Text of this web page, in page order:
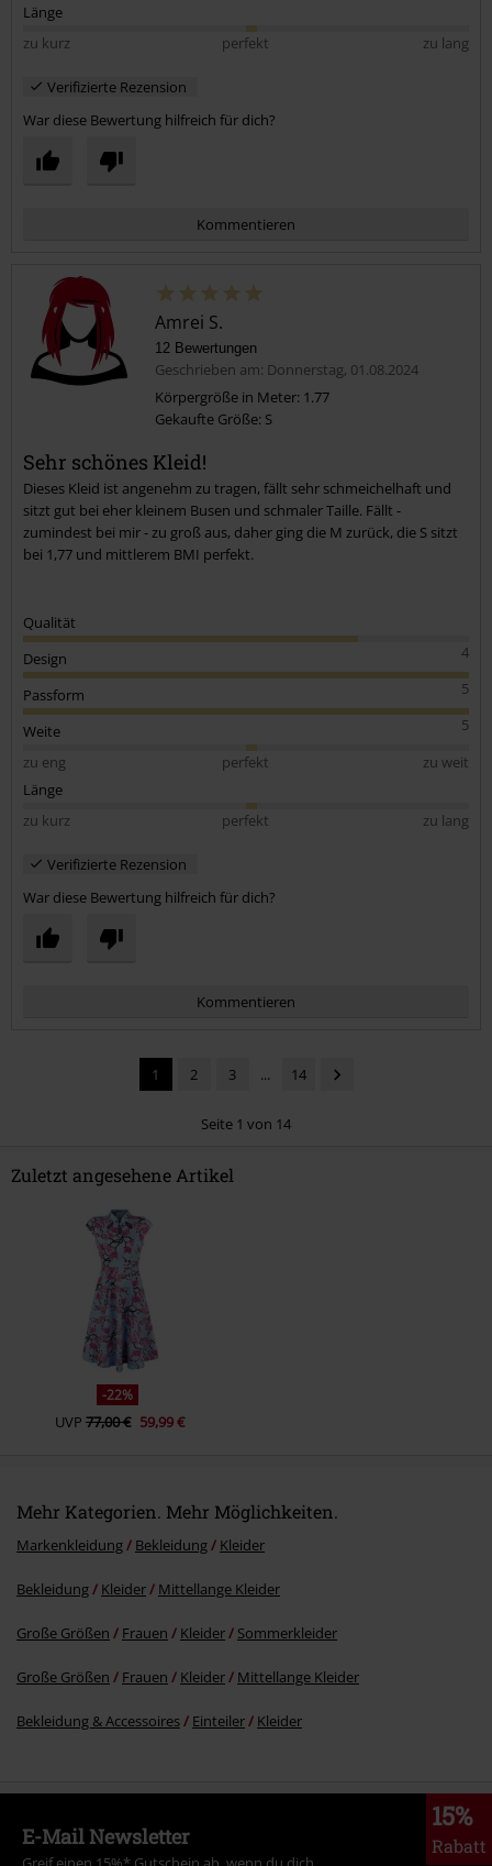
Länge
zu kurz
perfekt zu lang
Verifizierte Rezension
War diese Bewertung hilfreich für dich?
Kommentieren
Kommentar jetzt abschicken!
Amrei S.
12 Bewertungen
Geschrieben am: Donnerstag, 01.08.2024
Körpergröße in Meter: 1.77
Gekaufte Größe: S
Sehr schönes Kleid!
Dieses Kleid ist angenehm zu tragen, fällt sehr schmeichelhaft und
sitzt gut bei eher kleinem Busen und schmaler Taille. Fällt -
zumindest bei mir - zu groß aus, daher ging die M zurück, die S sitzt
bei 1,77 und mittlerem BMI perfekt.
Qualität
4
Design
5
Passform
5
Weite
zu eng
perfekt
zu weit
Länge
zu kurz
perfekt zu lang
Verifizierte Rezension
War diese Bewertung hilfreich für dich?
Kommentieren
Kommentar jetzt abschicken!
1 2 3 ... 14
Seite 1 von 14
Zuletzt angesehene Artikel
-22%
UVP 77,00 € 59,99 €
Mehr Kategorien. Mehr Möglichkeiten.
Markenkleidung Bekleidung Kleider
Bekleidung Kleider Mittellange Kleider
Große Größen Frauen Kleider Sommerkleider
Große Größen Frauen Kleider Mittellange Kleider
Bekleidung & Accessoires Einteiler Kleider
15%
Rabatt
E-Mail Newsletter